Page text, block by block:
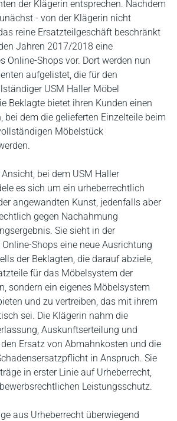
der Klägerin entsprechen. Nachdem
- von der Klägerin nicht
reine Ersatzteilgeschäft beschränkt
Jahren 2017/2018 eine
Online-Shops vor. Dort werden nun
aufgelistet, die für den
USM Haller Möbel
Beklagte bietet ihren Kunden einen
bei dem die gelieferten Einzelteile beim
Möbelstück
bei dem USM Haller
es sich um ein urheberrechtlich
angewandten Kunst, jedenfalls aber
gegen Nachahmung
Sie sieht in der
Shops eine neue Ausrichtung
der Beklagten, die darauf abziele,
für das Möbelsystem der
sondern ein eigenes Möbelsystem
und zu vertreiben, das mit ihrem
sei. Die Klägerin nahm die
Auskunftserteilung und
Ersatz von Abmahnkosten und die
in Anspruch. Sie
in erster Linie auf Urheberrecht,
Leistungsschutz.
aus Urheberrecht überwiegend